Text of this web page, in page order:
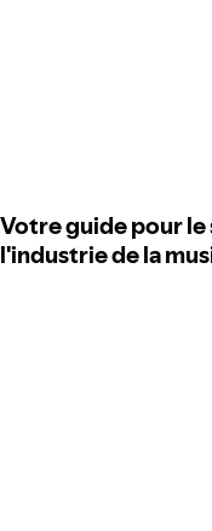
Votre guide pour le
l'industrie de la